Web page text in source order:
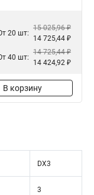
20 шт:
15 025,96 ₽
14 725,44 ₽
40 шт:
14 725,44 ₽
14 424,92 ₽
В корзину
DX3
3